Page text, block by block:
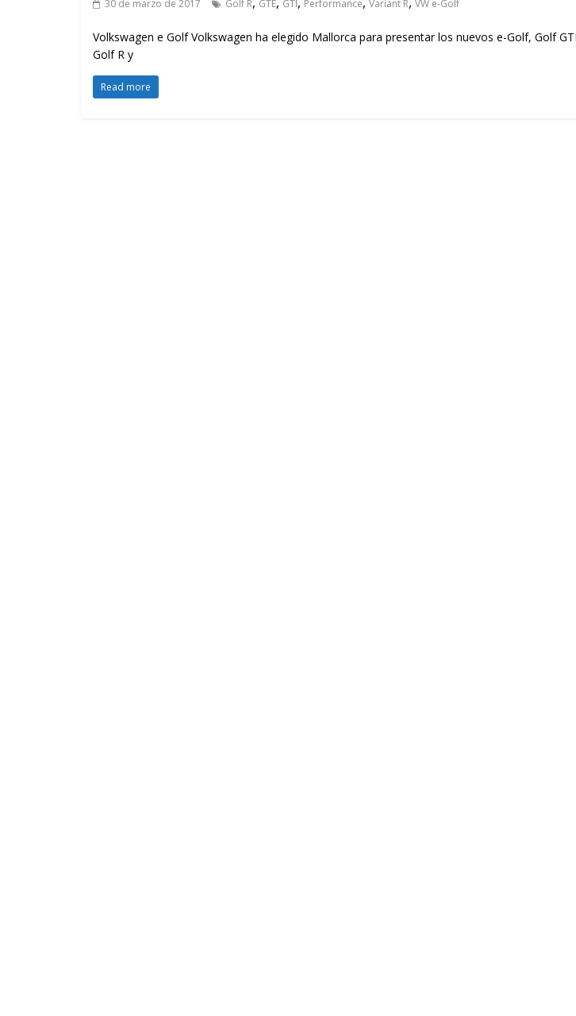
30 de marzo de 2017 Golf R GTE GTI Performance Variant R VW e-Golf
Volkswagen e Golf Volkswagen ha elegido Mallorca para presentar los nuevos e-Golf, Golf
Golf R y
Read more